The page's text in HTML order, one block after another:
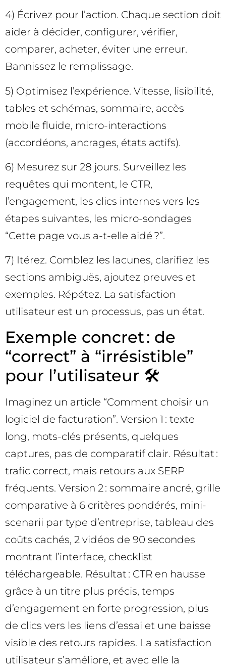
4) Écrivez pour l’action. Chaque section doit
aider à décider, configurer, vérifier,
comparer, acheter, éviter une erreur.
Bannissez le remplissage.
5) Optimisez l’expérience. Vitesse, lisibilité,
tables et schémas, sommaire, accès
mobile fluide, micro-interactions
(accordéons, ancrages, états actifs).
6) Mesurez sur 28 jours. Surveillez les
requêtes qui montent, le CTR,
l’engagement, les clics internes vers les
étapes suivantes, les micro-sondages
“Cette page vous a-t-elle aidé ?”.
7) Itérez. Comblez les lacunes, clarifiez les
sections ambiguës, ajoutez preuves et
exemples. Répétez. La satisfaction
utilisateur est un processus, pas un état.
Exemple concret : de
“correct” à “irrésistible”
pour l’utilisateur 🛠️
Imaginez un article “Comment choisir un
logiciel de facturation”. Version 1 : texte
long, mots-clés présents, quelques
captures, pas de comparatif clair. Résultat :
trafic correct, mais retours aux SERP
fréquents. Version 2 : sommaire ancré, grille
comparative à 6 critères pondérés, mini-
scenarii par type d’entreprise, tableau des
coûts cachés, 2 vidéos de 90 secondes
montrant l’interface, checklist
téléchargeable. Résultat : CTR en hausse
grâce à un titre plus précis, temps
d’engagement en forte progression, plus
de clics vers les liens d’essai et une baisse
visible des retours rapides. La satisfaction
utilisateur s’améliore, et avec elle la